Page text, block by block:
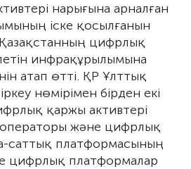
нарығына арналған
іске қосылғанын
цифрлық
инфрақұрылымына
атап өтті. ҚР Ұлттық
нөмірімен бірден екі
қаржы активтері
және цифрлық
саттық платформасының
цифрлық платформалар